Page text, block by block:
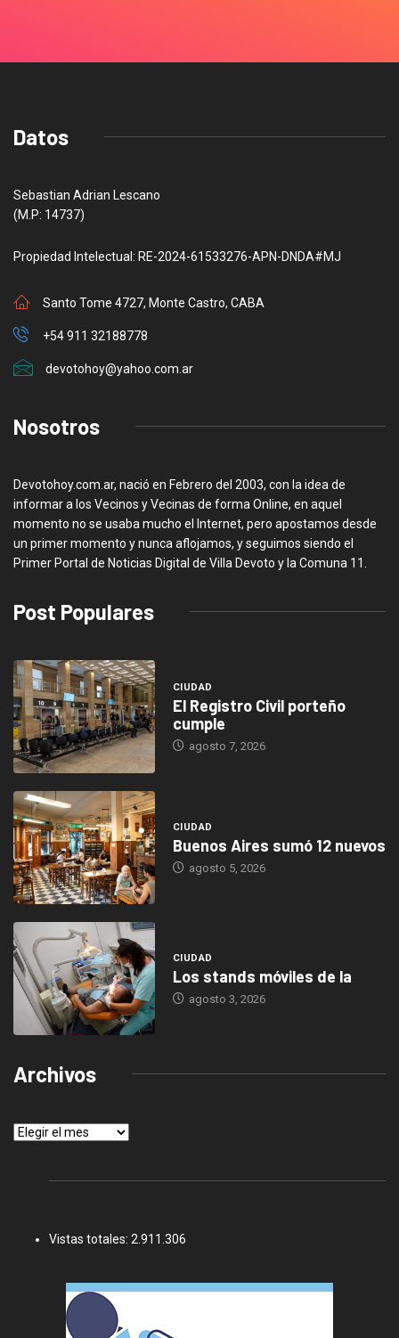
Datos
Sebastian Adrian Lescano
(M.P: 14737)
Propiedad Intelectual: RE-2024-61533276-APN-DNDA#MJ
Santo Tome 4727, Monte Castro, CABA
+54 911 32188778
devotohoy@yahoo.com.ar
Nosotros
Devotohoy.com.ar, nació en Febrero del 2003, con la idea de
informar a los Vecinos y Vecinas de forma Online, en aquel
momento no se usaba mucho el Internet, pero apostamos desde
un primer momento y nunca aflojamos, y seguimos siendo el
Primer Portal de Noticias Digital de Villa Devoto y la Comuna 11.
Post Populares
CIUDAD
El Registro Civil porteño
cumple
agosto 7, 2026
CIUDAD
Buenos Aires sumó 12 nuevos
agosto 5, 2026
CIUDAD
Los stands móviles de la
agosto 3, 2026
Archivos
Archivos
Vistas totales: 2.911.306